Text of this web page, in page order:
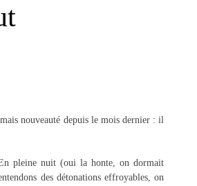
nouveauté depuis le mois dernier : il
pleine nuit (oui la honte, on dormait
des détonations effroyables, on